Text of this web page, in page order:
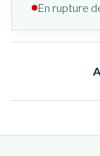
En rupture